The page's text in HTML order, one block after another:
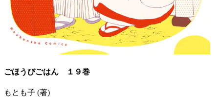
ごほうびごはん １９巻
もとも子 (著)